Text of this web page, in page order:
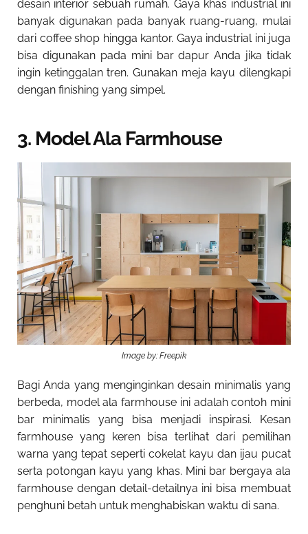
desain interior sebuah rumah. Gaya khas industrial ini
banyak digunakan pada banyak ruang-ruang, mulai
dari coffee shop hingga kantor. Gaya industrial ini juga
bisa digunakan pada mini bar dapur Anda jika tidak
ingin ketinggalan tren. Gunakan meja kayu dilengkapi
dengan finishing yang simpel.
3. Model Ala Farmhouse
Image by: Freepik
Bagi Anda yang menginginkan desain minimalis yang
berbeda, model ala farmhouse ini adalah contoh mini
bar minimalis yang bisa menjadi inspirasi. Kesan
farmhouse yang keren bisa terlihat dari pemilihan
warna yang tepat seperti cokelat kayu dan ijau pucat
serta potongan kayu yang khas. Mini bar bergaya ala
farmhouse dengan detail-detailnya ini bisa membuat
penghuni betah untuk menghabiskan waktu di sana.